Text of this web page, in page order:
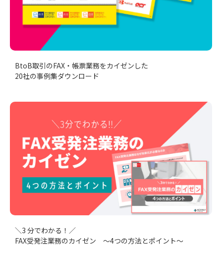
BtoB取引のFAX・帳票業務をカイゼンした
20社の事例集ダウンロード
＼3 分でわかる！／
FAX受発注業務のカイゼン ～4つの方法とポイント～